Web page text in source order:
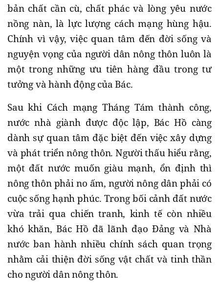
bản chất cần cù, chất phác và lòng yêu nước
nồng nàn, là lực lượng cách mạng hùng hậu.
Chính vì vậy, việc quan tâm đến đời sống và
nguyện vọng của người dân nông thôn luôn là
một trong những ưu tiên hàng đầu trong tư
tưởng và hành động của Bác.
Sau khi Cách mạng Tháng Tám thành công,
nước nhà giành được độc lập, Bác Hồ càng
dành sự quan tâm đặc biệt đến việc xây dựng
và phát triển nông thôn. Người thấu hiểu rằng,
một đất nước muốn giàu mạnh, ổn định thì
nông thôn phải no ấm, người nông dân phải có
cuộc sống hạnh phúc. Trong bối cảnh đất nước
vừa trải qua chiến tranh, kinh tế còn nhiều
khó khăn, Bác Hồ đã lãnh đạo Đảng và Nhà
nước ban hành nhiều chính sách quan trọng
nhằm cải thiện đời sống vật chất và tinh thần
cho người dân nông thôn.